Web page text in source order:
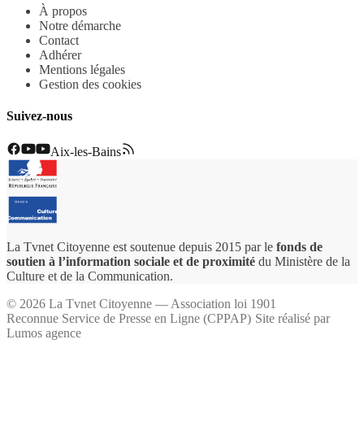
À propos
Notre démarche
Contact
Adhérer
Mentions légales
Gestion des cookies
Suivez-nous
Aix-les-Bains
La Tvnet Citoyenne est soutenue depuis 2015 par le fonds de
soutien à l’information sociale et de proximité du Ministère de la
Culture et de la Communication.
© 2026 La Tvnet Citoyenne — Association loi 1901
Reconnue Service de Presse en Ligne (CPPAP)·Site réalisé par
Lumos agence